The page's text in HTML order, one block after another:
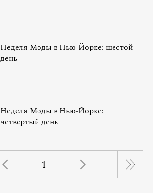
Неделя Моды в Нью-Йорке: шестой
день
Неделя Моды в Нью-Йорке:
четвертый день
1